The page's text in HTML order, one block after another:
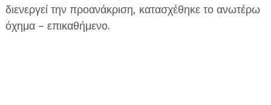
διενεργεί την προανάκριση, κατασχέθηκε το ανωτέρω
όχημα – επικαθήμενο.